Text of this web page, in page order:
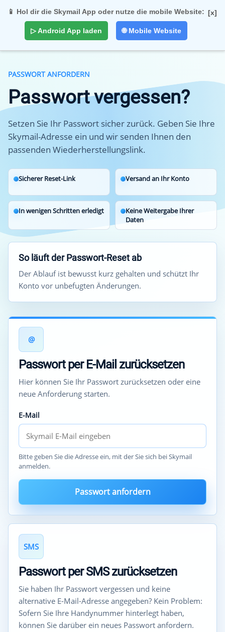
PASSWORT ANFORDERN
Passwort vergessen?
Setzen Sie Ihr Passwort sicher zurück. Geben Sie Ihre
Skymail-Adresse ein und wir senden Ihnen den
passenden Wiederherstellungslink.
Sicherer Reset-Link Versand an Ihr Konto
In wenigen Schritten erledigt
Keine Weitergabe Ihrer
Daten
So läuft der Passwort-Reset ab
Der Ablauf ist bewusst kurz gehalten und schützt Ihr
Konto vor unbefugten Änderungen.
@
Passwort per E-Mail zurücksetzen
Hier können Sie Ihr Passwort zurücksetzen oder eine
neue Anforderung starten.
E-Mail
Bitte geben Sie die Adresse ein, mit der Sie sich bei Skymail
anmelden.
Passwort anfordern
SMS
Passwort per SMS zurücksetzen
Sie haben Ihr Passwort vergessen und keine
alternative E-Mail-Adresse angegeben? Kein Problem:
Sofern Sie Ihre Handynummer hinterlegt haben,
können Sie darüber ein neues Passwort anfordern.
[x]
📱 Hol dir die Skymail App oder nutze die mobile Website:
▷ Android App laden 🌐 Mobile Website